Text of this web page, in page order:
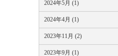
2024年5月 (1)
2024年4月 (1)
2023年11月 (2)
2023年9月 (1)